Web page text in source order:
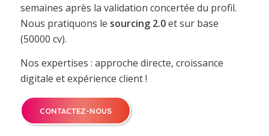
semaines après la validation concertée du profil.
Nous pratiquons le sourcing 2.0et sur base
(50000 cv).
Nos expertises : approche directe, croissance
digitale et expérience client !
CONTACTEZ-NOUS